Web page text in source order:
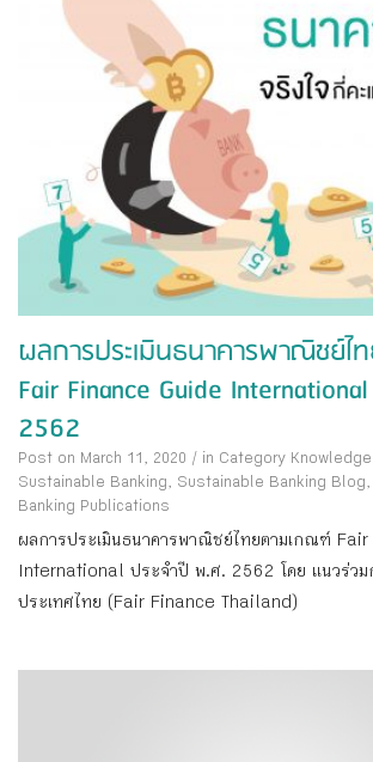
ผลการประเมินธนาคารพาณิชย์ไ
Fair Finance Guide
2562
Post on March 11, 2020 / in Category Knowledge
Sustainable Banking , Sustainable Banking Blog ,
Banking Publications
ผลการประเมินธนาคารพาณิชย์ไทยตามเกณฑ์
International ประจำปี พ.ศ. 2562 โดย แนวร่วม
ประเทศไทย (Fair Finance Thailand)